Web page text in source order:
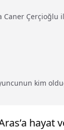
kim
hayat